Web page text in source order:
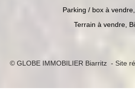
Parking / box à
Terrain à vendre,
© GLOBE IMMOBILIER Biarritz - Site